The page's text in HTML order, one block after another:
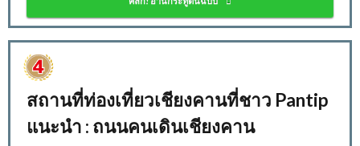
สถานที่ท่องเที่ยวเชียงคานที่ชาว Pantip
แนะนำ : ถนนคนเดินเชียงคาน